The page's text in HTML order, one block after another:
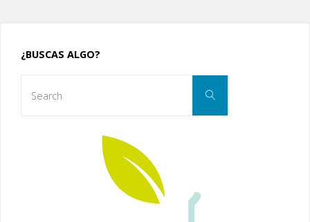
¿BUSCAS ALGO?
Search